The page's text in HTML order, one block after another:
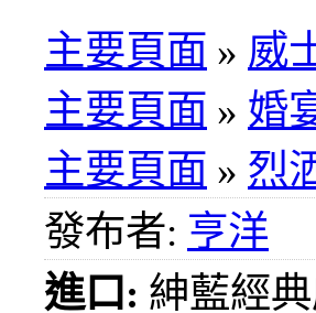
主要頁面 » 威
主要頁面 » 婚
主要頁面 » 烈
發布者: 亨洋
進口: 紳藍經